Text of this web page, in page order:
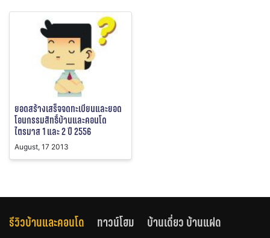
ยอดสร้างเสร็จจดทะเบียนและยอด
โอนกรรมสิทธิ์บ้านและคอนโด
ไตรมาส 1 และ 2 ปี 2556
August, 17 2013
รีวิวบ้านและคอนโด ทาวน์โฮม
บ้านเดี่ยว บ้านแฝด